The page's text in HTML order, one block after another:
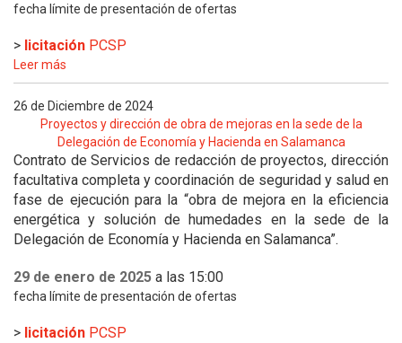
fecha límite de presentación de ofertas
> licitación PCSP
Leer más
26 de Diciembre de 2024
Proyectos y dirección de obra de mejoras en la sede de la
Delegación de Economía y Hacienda en Salamanca
Contrato de Servicios de redacción de proyectos, dirección
facultativa completa y coordinación de seguridad y salud en
fase de ejecución para la “obra de mejora en la eficiencia
energética y solución de humedades en la sede de la
Delegación de Economía y Hacienda en Salamanca”.
29 de enero de 2025 a las 15:00
fecha límite de presentación de ofertas
> licitación PCSP